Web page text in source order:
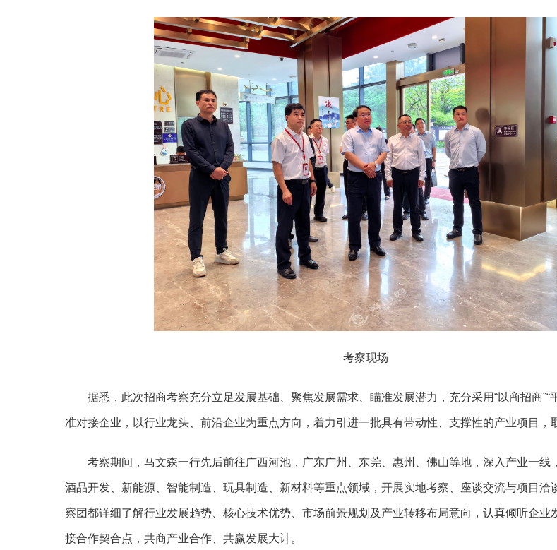
考察现场
据悉，此次招商考察充分立足发展基础、聚焦发展需求、瞄准发展潜力， 充分采用“以商招商”“
准对接企业，以行业龙头、前沿企业为重点方向，着力引进一批具有带动性、支撑性的产业项目，
考察期间，马文森一行先后前往广西河池，广东广州、东莞、惠州、佛山等地，深入产业一线
酒品开发、新能源、智能制造、玩具制造、新材料等重点领域，开展实地考察、座谈交流与项目洽
察团都详细了解行业发展趋势、核心技术优势、市场前景规划及产业转移布局意向，认真倾听企业
接合作契合点，共商产业合作、共赢发展大计。